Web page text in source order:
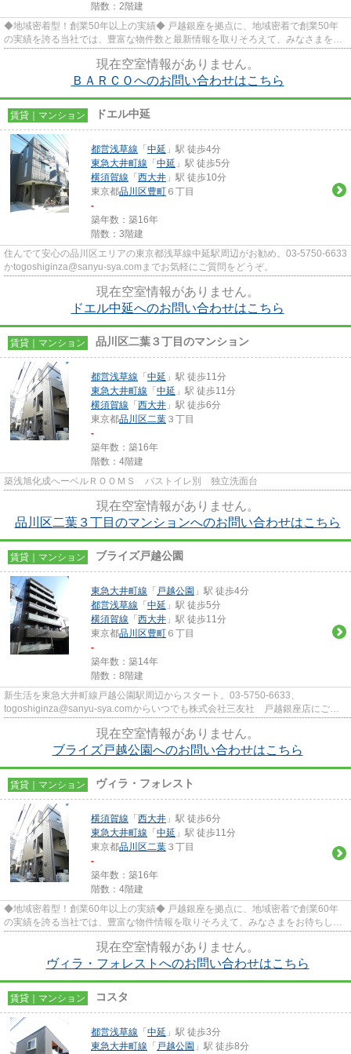
階数：2階建
◆地域密着型！創業50年以上の実績◆ 戸越銀座を拠点に、地域密着で創業50年
の実績を誇る当社では、豊富な物件数と最新情報を取りそろえて、みなさまをお
現在空室情報がありません。
ＢＡＲＣＯへのお問い合わせはこちら
賃貸｜マンション ドエル中延
都営浅草線 「 中延 」駅 徒歩4分
東急大井町線 「 中延 」駅 徒歩5分
横須賀線 「 西大井 」駅 徒歩10分
東京都品川区豊町 ６丁目
-
築年数：築16年
階数：3階建
住んでて安心の品川区エリアの東京都浅草線中延駅周辺がお勧め。03-5750-6633
かtogoshiginza@sanyu-sya.comまでお気軽にご質問をどうぞ。
現在空室情報がありません。
ドエル中延へのお問い合わせはこちら
賃貸｜マンション 品川区二葉３丁目のマンション
都営浅草線 「 中延 」駅 徒歩11分
東急大井町線 「 中延 」駅 徒歩11分
横須賀線 「 西大井 」駅 徒歩6分
東京都品川区二葉 ３丁目
-
築年数：築16年
階数：4階建
築浅旭化成へーベルＲＯＯＭＳ バストイレ別 独立洗面台
現在空室情報がありません。
品川区二葉３丁目のマンションへのお問い合わせはこちら
賃貸｜マンション ブライズ戸越公園
東急大井町線 「 戸越公園 」駅 徒歩4分
都営浅草線 「 中延 」駅 徒歩5分
横須賀線 「 西大井 」駅 徒歩11分
東京都品川区豊町 ６丁目
-
築年数：築14年
階数：8階建
新生活を東急大井町線戸越公園駅周辺からスタート。03-5750-6633、
togoshiginza@sanyu-sya.comからいつでも株式会社三友社 戸越銀座店にご相
現在空室情報がありません。
ブライズ戸越公園へのお問い合わせはこちら
賃貸｜マンション ヴィラ・フォレスト
横須賀線 「 西大井 」駅 徒歩6分
東急大井町線 「 中延 」駅 徒歩11分
東京都品川区二葉 ３丁目
-
築年数：築16年
階数：4階建
◆地域密着型！創業60年以上の実績◆ 戸越銀座を拠点に、地域密着で創業60年
の実績を誇る当社では、豊富な物件情報を取りそろえて、みなさまをお待ちして
現在空室情報がありません。
ヴィラ・フォレストへのお問い合わせはこちら
賃貸｜マンション コスタ
都営浅草線 「 中延 」駅 徒歩3分
東急大井町線 「 戸越公園 」駅 徒歩8分